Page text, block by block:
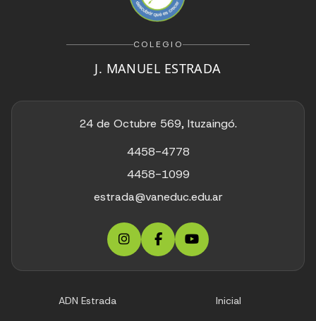
COLEGIO
J. MANUEL ESTRADA
24 de Octubre 569, Ituzaingó.
4458-4778
4458-1099
estrada@vaneduc.edu.ar
ADN Estrada Inicial